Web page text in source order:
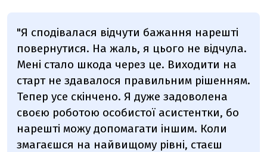
"Я сподівалася відчути бажання нарешті
повернутися. На жаль, я цього не відчула.
Мені стало шкода через це. Виходити на
старт не здавалося правильним рішенням.
Тепер усе скінчено. Я дуже задоволена
своєю роботою особистої асистентки, бо
нарешті можу допомагати іншим. Коли
змагаєшся на найвищому рівні, стаєш